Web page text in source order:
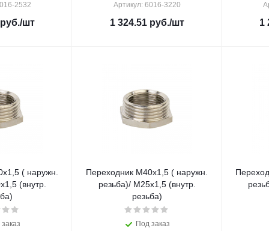
2532
/шт
Артикул: 6016-3220
1 324.51руб./шт 1
( наружн.
(внутр.
Переходник M40x1,5 ( наружн.
резьба)/ M25x1,5 (внутр.
резьба)
Под заказ